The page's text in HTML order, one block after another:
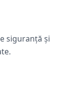
siguranță și